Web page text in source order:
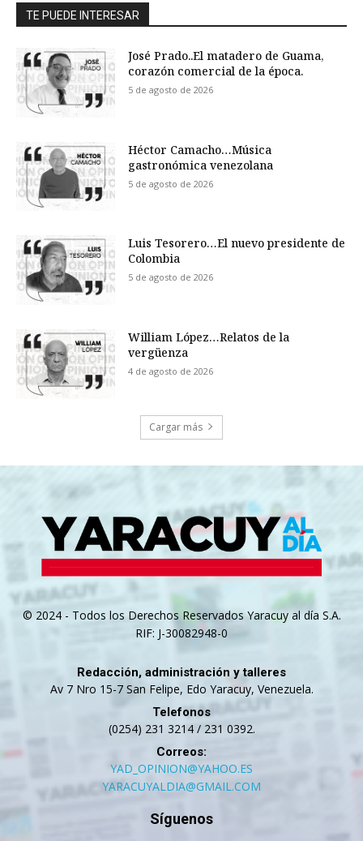
TE PUEDE INTERESAR
José Prado..El matadero de Guama,
corazón comercial de la época.
5 de agosto de 2026
Héctor Camacho…Música
gastronómica venezolana
5 de agosto de 2026
Luis Tesorero…El nuevo presidente de
Colombia
5 de agosto de 2026
William López…Relatos de la
vergüenza
4 de agosto de 2026
Cargar más
© 2024 - Todos los Derechos Reservados Yaracuy al día S.A.
RIF: J-30082948-0
Redacción, administración y talleres
Av 7 Nro 15-7 San Felipe, Edo Yaracuy, Venezuela.
Telefonos
(0254) 231 3214 / 231 0392.
Correos:
YAD_OPINION@YAHOO.ES
YARACUYALDIA@GMAIL.COM
Síguenos